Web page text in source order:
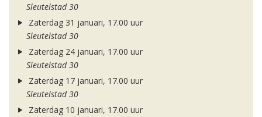
Sleutelstad 30
Zaterdag 31 januari, 17.00 uur
Sleutelstad 30
Zaterdag 24 januari, 17.00 uur
Sleutelstad 30
Zaterdag 17 januari, 17.00 uur
Sleutelstad 30
Zaterdag 10 januari, 17.00 uur